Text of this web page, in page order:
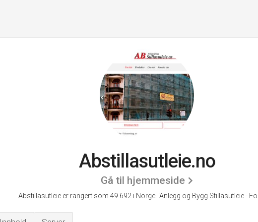
Abstillasutleie.no
Gå til hjemmeside
Abstillasutleie er rangert som 49.692 i Norge. 'Anlegg og Bygg Stillasutleie -